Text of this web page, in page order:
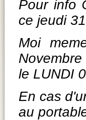
Pour info
ce jeudi
Moi
le LUNDI
En cas
au